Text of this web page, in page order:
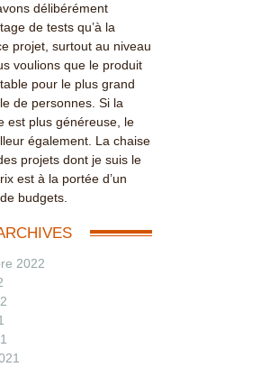
délibérément
de tests qu’à la
projet, surtout au niveau
voulions que le produit
pour le plus grand
de personnes. Si la
est plus généreuse, le
également. La chaise
projets dont je suis le
est à la portée d’un
budgets.
2022